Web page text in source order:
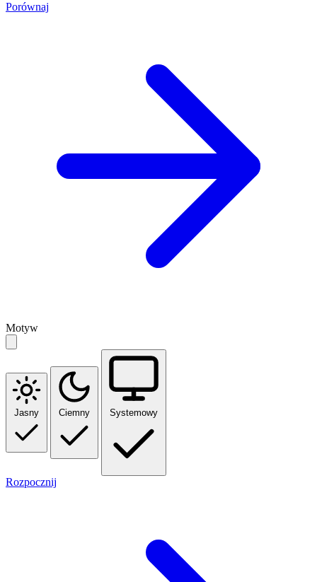
Porównaj
Motyw
Jasny Ciemny Systemowy
Rozpocznij